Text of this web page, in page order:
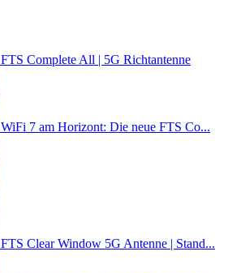
FTS Complete All | 5G Richtantenne
WiFi 7 am Horizont: Die neue FTS Co...
FTS Clear Window 5G Antenne | Stand...